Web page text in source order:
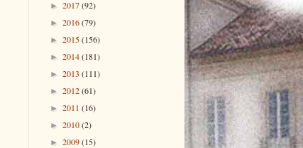
► 2017(92)
► 2016(79)
► 2015(156)
► 2014(181)
► 2013 (111)
► 2012(61)
► 2011 (16)
► 2010(2)
► 2009(15)